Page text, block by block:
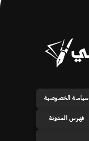
سياسة الخصوصية
فهرس المدونة